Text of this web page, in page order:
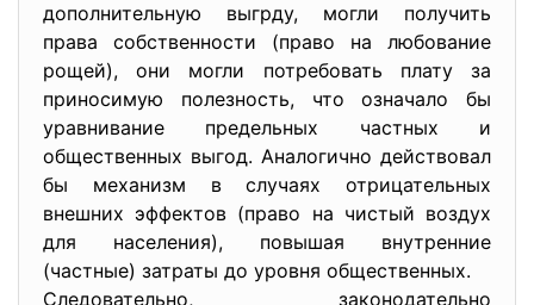
дополнительную выгрду, могли получить
права собственности (право на любование
рощей), они могли потребовать плату за
приносимую полезность, что означало бы
уравнивание предельных частных и
общественных выгод. Аналогично действовал
бы механизм в случаях отрицательных
внешних эффектов (право на чистый воздух
для населения), повышая внутренние
(частные) затраты до уровня общественных.
Следовательно, законодательно